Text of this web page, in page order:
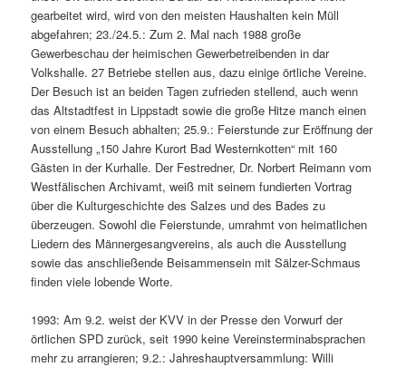
gearbeitet wird, wird von den meisten Haushalten kein Müll
abgefahren; 23./24.5.: Zum 2. Mal nach 1988 große
Gewerbeschau der heimischen Gewerbetreibenden in dar
Volkshalle. 27 Betriebe stellen aus, dazu einige örtliche Vereine.
Der Besuch ist an beiden Tagen zufrieden stellend, auch wenn
das Altstadtfest in Lippstadt sowie die große Hitze manch einen
von einem Besuch abhalten; 25.9.: Feierstunde zur Eröffnung der
Ausstellung „150 Jahre Kurort Bad Westernkotten“ mit 160
Gästen in der Kurhalle. Der Festredner, Dr. Norbert Reimann vom
Westfälischen Archivamt, weiß mit seinem fundierten Vortrag
über die Kulturgeschichte des Salzes und des Bades zu
überzeugen. Sowohl die Feierstunde, umrahmt von heimatlichen
Liedern des Männergesangvereins, als auch die Ausstellung
sowie das anschließende Beisammensein mit Sälzer-Schmaus
finden viele lobende Worte.
1993: Am 9.2. weist der KVV in der Presse den Vorwurf der
örtlichen SPD zurück, seit 1990 keine Vereinsterminabsprachen
mehr zu arrangieren; 9.2.: Jahreshauptversammlung: Willi